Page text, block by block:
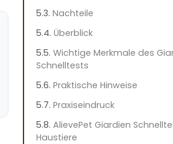
Nachteile
Überblick
Wichtige Merkmale des
Schnelltests
Praktische Hinweise
Praxiseindruck
AlievePet Giardien
Haustiere